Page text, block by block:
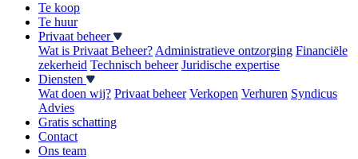
Te koop
Te huur
Privaat beheer
Wat is Privaat Beheer? Administratieve ontzorging Financiële
zekerheid Technisch beheer Juridische expertise
Diensten
Wat doen wij? Privaat beheer Verkopen Verhuren Syndicus
Advies
Gratis schatting
Contact
Ons team